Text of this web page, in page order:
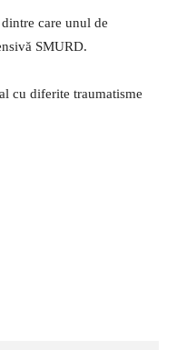
care unul de
SMURD.
cu diferite traumatisme